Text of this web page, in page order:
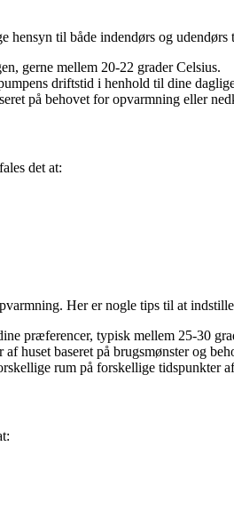
til både indendørs og
gerne mellem 20-22 grader Celsius.
driftstid i henhold til dine
på behovet for opvarmning eller
det at:
Her er nogle tips til at
præferencer, typisk mellem 25-30
huset baseret på brugsmønster og
rum på forskellige tidspunkter